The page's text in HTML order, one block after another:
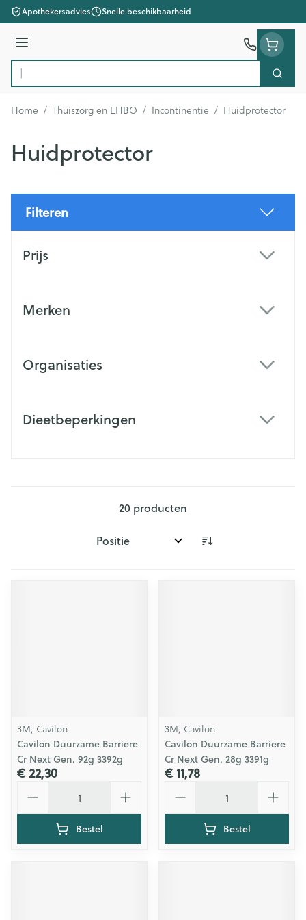
Ga naar de inhoud
Apothekersadvies Snelle beschikbaarheid
Menu
Product, merk, categorie...
Zoek
Home / Thuiszorg en EHBO / Incontinentie / Huidprotector
Huidprotector
Filteren
Prijs
Merken
Organisaties
Dieetbeperkingen
20 producten
Sorteer op:
3M, Cavilon
Cavilon Duurzame Barriere
Cr Next Gen. 92g 3392g
€ 22,30
Bestel
3M, Cavilon
Cavilon Duurzame Barriere
Cr Next Gen. 28g 3391g
€ 11,78
Bestel